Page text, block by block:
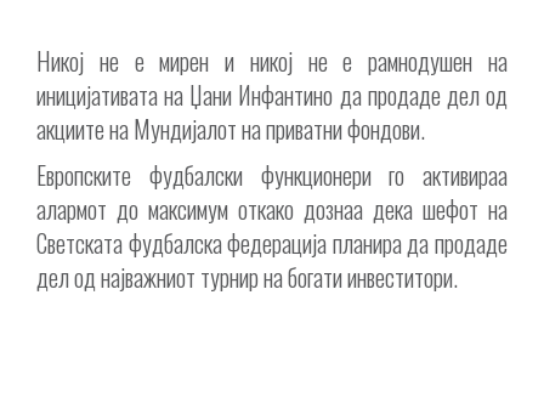
Никој не е мирен и никој не е рамнодушен на
иницијативата на Џани Инфантино да продаде дел од
акциите на Мундијалот на приватни фондови.
Европските фудбалски функционери го активираа
алармот до максимум откако дознаа дека шефот на
Светската фудбалска федерација планира да продаде
дел од најважниот турнир на богати инвеститори.